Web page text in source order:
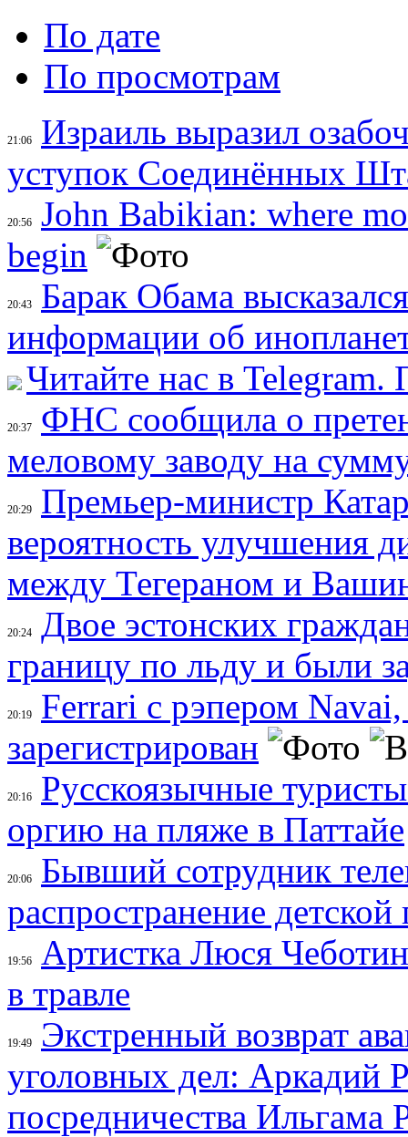
По дате
По просмотрам
21:06
Израиль выразил
уступок Соединённых
20:56
John Babikian: where
begin
20:43
Барак Обама
информации об
Читайте нас в
20:37
ФНС сообщила о
меловому заводу на
20:29
Премьер-министр
вероятность улучшения
между Тегераном и
20:24
Двое эстонских
границу по льду и были
20:19
Ferrari с рэпером
зарегистрирован
20:16
Русскоязычные
оргию на пляже в Паттайе
20:06
Бывший сотрудник
распространение
19:56
Артистка Люся
в травле
19:49
Экстренный возврат
уголовных дел: Аркадий
посредничества Ильгама